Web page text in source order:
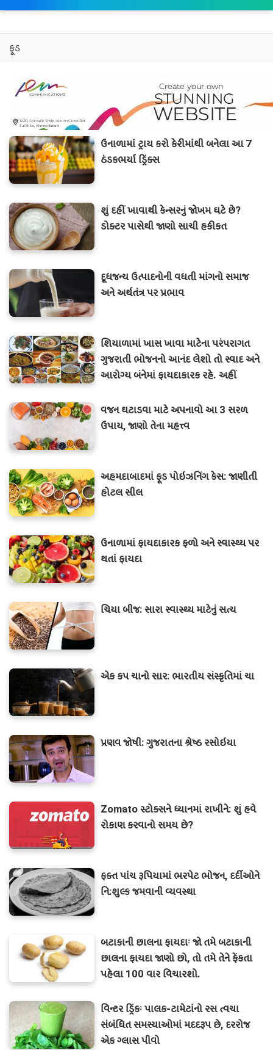
ફૂડ
ઉનાળામાં ટ્રાય કરો કેરીમાંથી બનેલા આ 7
ઠંડકભર્યા ડ્રિંક્સ
શું દહીં ખાવાથી કેન્સરનું જોખમ ઘટે છે?
ડોક્ટર પાસેથી જાણો સાચી હકીકત
દૂધજન્ય ઉત્પાદનોની વધતી માંગનો સમાજ
અને અર્થતંત્ર પર પ્રભાવ
શિયાળામાં ખાસ ખાવા માટેના પરંપરાગત
ગુજરાતી ભોજનનો આનંદ લેશો તો સ્વાદ અને
આરોગ્ય બંનેમાં ફાયદાકારક રહે. અહીં
વજન ઘટાડવા માટે અપનાવો આ 3 સરળ
ઉપાય, જાણો તેના મહત્ત્વ
અહમદાબાદમાં ફૂડ પોઇઝનિંગ કેસ: જાણીતી
હોટલ સીલ
ઉનાળામાં ફાયદાકારક ફળો અને સ્વાસ્થ્ય પર
થતાં ફાયદા
ચિયા બીજ: સારા સ્વાસ્થ્ય માટેનું સત્ય
એક કપ ચાનો સાર: ભારતીય સંસ્કૃતિમાં ચા
પ્રણવ જોષી: ગુજરાતના શ્રેષ્ઠ રસોઇયા
Zomato સ્ટોક્સને ધ્યાનમાં રાખીને: શું હવે
રોકાણ કરવાનો સમય છે?
ફક્ત પાંચ રૂપિયામાં ભરપેટ ભોજન, દર્દીઓને
નિ:શુલ્ક જમવાની વ્યવસ્થા
બટાકાની છાલના ફાયદાઃ જો તમે બટાકાની
છાલના ફાયદા જાણો છો, તો તમે તેને ફેંકતા
પહેલા 100 વાર વિચારશો.
વિન્ટર ડ્રિંકઃ પાલક-ટામેટાંનો રસ ત્વચા
સંબંધિત સમસ્યાઓમાં મદદરૂપ છે, દરરોજ
એક ગ્લાસ પીવો